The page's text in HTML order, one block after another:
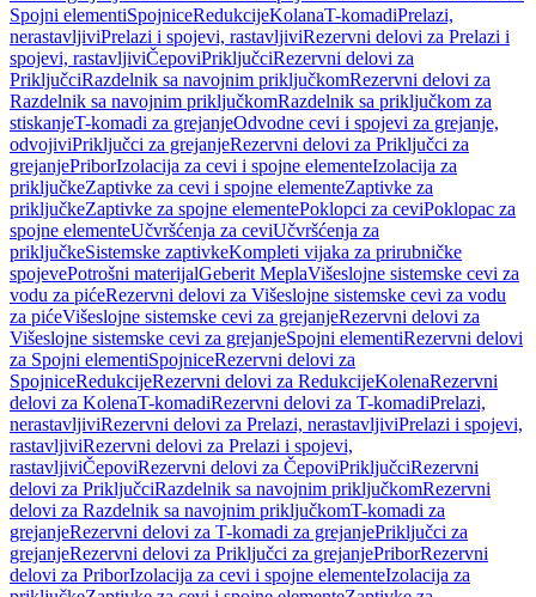
Spojni elementiSpojniceRedukcijeKolanaT-komadiPrelazi,
nerastavljiviPrelazi i spojevi, rastavljiviRezervni delovi za Prelazi i
spojevi, rastavljiviČepoviPriključciRezervni delovi za
PriključciRazdelnik sa navojnim priključkomRezervni delovi za
Razdelnik sa navojnim priključkomRazdelnik sa priključkom za
stiskanjeT-komadi za grejanjeOdvodne cevi i spojevi za grejanje,
odvojiviPriključci za grejanjeRezervni delovi za Priključci za
grejanjePriborIzolacija za cevi i spojne elementeIzolacija za
priključkeZaptivke za cevi i spojne elementeZaptivke za
priključkeZaptivke za spojne elementePoklopci za ceviPoklopac za
spojne elementeUčvršćenja za ceviUčvršćenja za
priključkeSistemske zaptivkeKompleti vijaka za prirubničke
spojevePotrošni materijalGeberit MeplaVišeslojne sistemske cevi za
vodu za pićeRezervni delovi za Višeslojne sistemske cevi za vodu
za pićeVišeslojne sistemske cevi za grejanjeRezervni delovi za
Višeslojne sistemske cevi za grejanjeSpojni elementiRezervni delovi
za Spojni elementiSpojniceRezervni delovi za
SpojniceRedukcijeRezervni delovi za RedukcijeKolenaRezervni
delovi za KolenaT-komadiRezervni delovi za T-komadiPrelazi,
nerastavljiviRezervni delovi za Prelazi, nerastavljiviPrelazi i spojevi,
rastavljiviRezervni delovi za Prelazi i spojevi,
rastavljiviČepoviRezervni delovi za ČepoviPriključciRezervni
delovi za PriključciRazdelnik sa navojnim priključkomRezervni
delovi za Razdelnik sa navojnim priključkomT-komadi za
grejanjeRezervni delovi za T-komadi za grejanjePriključci za
grejanjeRezervni delovi za Priključci za grejanjePriborRezervni
delovi za PriborIzolacija za cevi i spojne elementeIzolacija za